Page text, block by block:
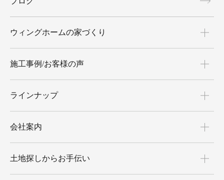
ウィングホームの家づくり
施工事例/お客様の声
ラインナップ
会社案内
土地探しからお手伝い